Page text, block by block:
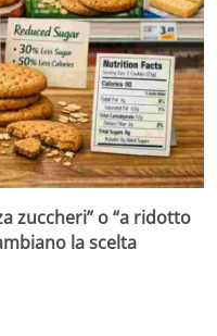
zuccheri” o “a ridotto
la scelta